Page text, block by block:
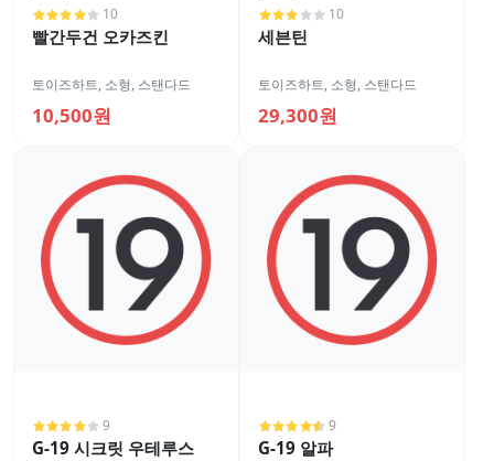
10
빨간두건 오카즈킨
토이즈하트, 소형, 스탠다드
10,500원
10
세븐틴
토이즈하트, 소형, 스탠다드
29,300원
9
G-19 시크릿 우테루스
9
G-19 알파